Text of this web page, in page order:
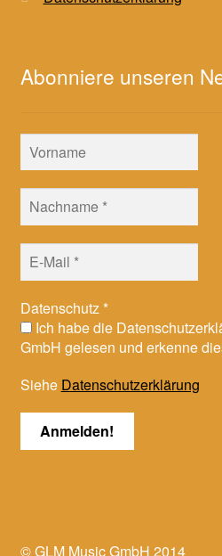
Abonniere unseren
Datenschutz*
Ich habe die
GmbH gelesen und erkenne
Siehe Datenschutzerklärung
© GLM Music GmbH 2014